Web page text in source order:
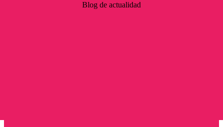
Blog de actualidad